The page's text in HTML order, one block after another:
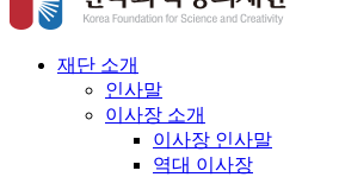
재단 소개
인사말
이사장 소개
이사장 인사말
역대 이사장